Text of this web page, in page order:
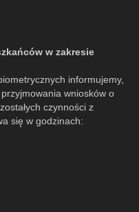
w zakresie
informujemy,
wniosków o
czynności z
się w godzinach: